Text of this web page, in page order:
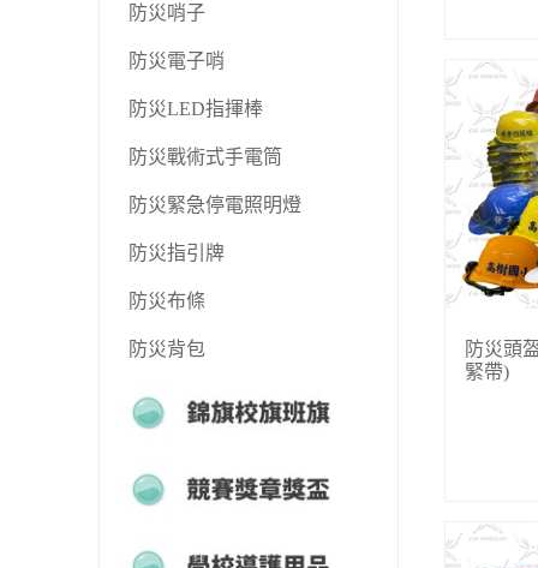
防災哨子
防災電子哨
防災LED指揮棒
防災戰術式手電筒
防災緊急停電照明燈
防災指引牌
防災布條
防災背包
學校導護用品
防災頭
緊帶)